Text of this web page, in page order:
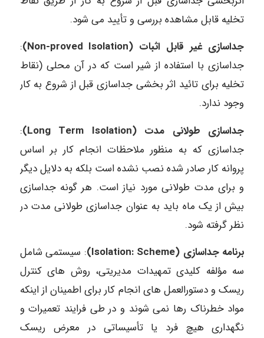
تخلیه قابل مشاهده بررسی و تأیید می شود.
جداسازی غیر قابل اثبات (Non-proved Isolation)
:
جداسازی با استفاده از شیر است که در آن محلی (نقاط
تخلیه برای تائید اثر بخشی جداسازی قبل از شروع به کار
وجود ندارد.
جداسازی طولانی مدت (Long Term Isolation)
:
جداسازی که به منظور ملاحظات انجام کار بر اساس
پروانه کار صادر شده نصب نشده است بلکه به دلایل دیگر
و برای مدت طولانی مورد نیاز است. هر گونه جداسازی
بیش از یک ماه باید به عنوان جداسازی طولانی مدت در
نظر گرفته شود.
برنامه جداسازی (Isolation: Scheme)
: سیستمی شامل
سه مؤلفه کلیدی تمهیدات مدیریتی، روش های کنترل
ریسک و دستورالعمل های انجام کار برای اطمینان از اینکه
مواد خطرناک رها نمی شوند و در طی فرایند تعمیرات و
نگهداری هیچ فرد یا تأسیساتی در معرض ریسک